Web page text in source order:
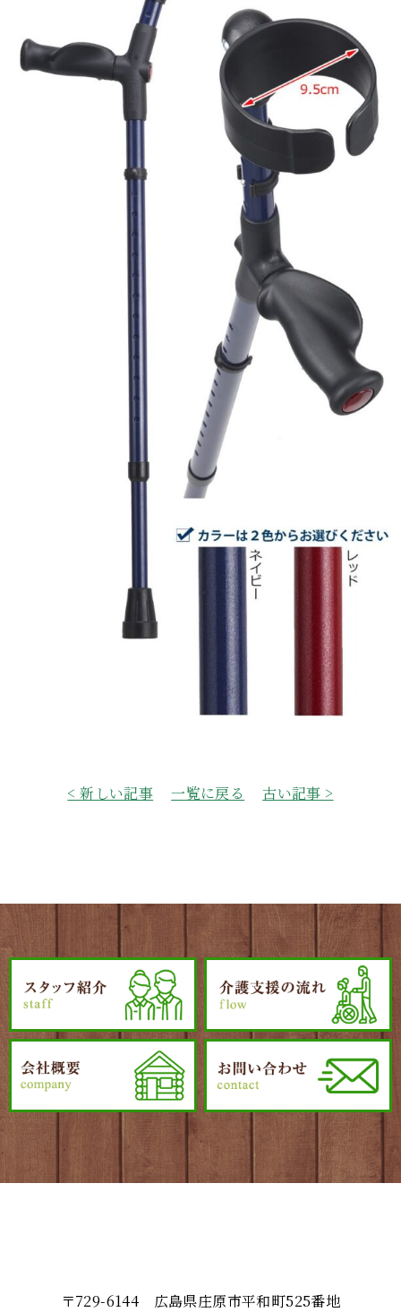
< 新しい記事 一覧に戻る 古い記事 >
〒729-6144 広島県庄原市平和町525番地